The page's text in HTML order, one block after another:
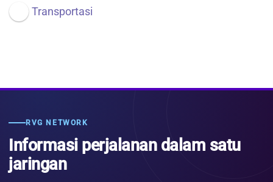
Transportasi
RVG NETWORK
Informasi perjalanan dalam satu
jaringan